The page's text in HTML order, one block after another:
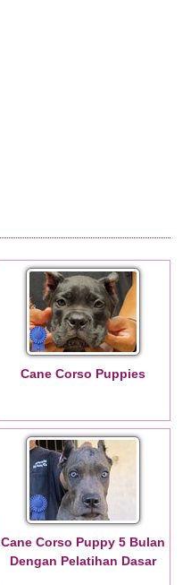
Cane Corso Puppies
Cane Corso Puppy 5 Bulan
Dengan Pelatihan Dasar